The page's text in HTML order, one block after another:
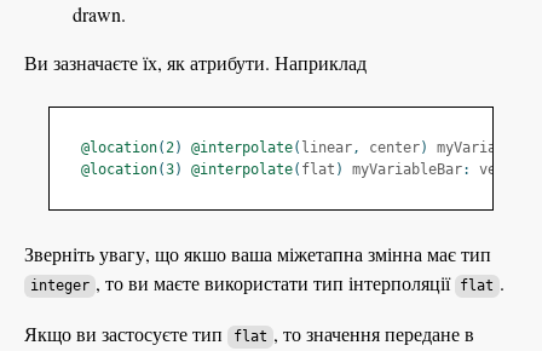
drawn.
Ви зазначаєте їх, як атрибути. Наприклад
@location(2) @interpolate( linear, center)
@location(3) @interpolate( flat ) myVariableBar: vec4f
Зверніть увагу, що якшо ваша міжетапна змінна має тип
integer , то ви маєте використати тип інтерполяції flat .
Якщо ви застосуєте тип
flat , то значення передане в